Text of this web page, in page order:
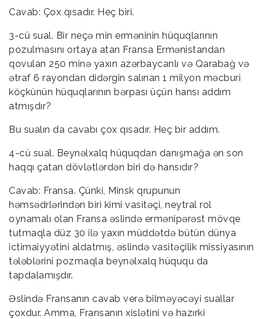
Cavab: Çox qısadır. Heç biri.
3-cü sual. Bir neçə min erməninin hüquqlarının
pozulmasını ortaya atan Fransa Ermənistandan
qovulan 250 minə yaxın azərbaycanlı və Qarabağ və
ətraf 6 rayondan didərgin salınan 1 milyon məcburi
köçkünün hüquqlarının bərpası üçün hansı addım
atmışdır?
Bu sualın da cavabı çox qısadır. Heç bir addım.
4-cü sual. Beynəlxalq hüquqdan danışmağa ən son
haqqı çatan dövlətlərdən biri də hansıdır?
Cavab: Fransa. Çünki, Minsk qrupunun
həmsədrlərindən biri kimi vasitəçi, neytral rol
oynamalı olan Fransa əslində ermənipərəst mövqe
tutmaqla düz 30 ilə yaxın müddətdə bütün dünya
ictimaiyyətini aldatmış, əslində vasitəçilik missiyasının
tələblərini pozmaqla beynəlxalq hüququ da
tapdalamışdır.
Əslində Fransanın cavab verə bilməyəcəyi suallar
çoxdur. Amma, Fransanın xislətini və hazırki